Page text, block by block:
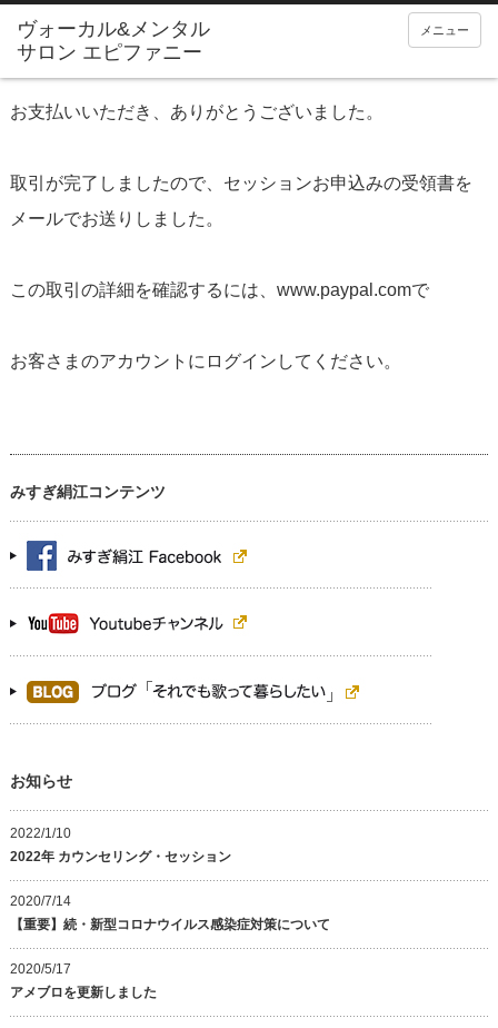
メニュー
お支払いいただき、ありがとうございました。
取引が完了しましたので、セッションお申込みの受領書を
メールでお送りしました。
この取引の詳細を確認するには、www.paypal.comで
お客さまのアカウントにログインしてください。
みすぎ絹江コンテンツ
お知らせ
2022/1/10
2022年 カウンセリング・セッション
2020/7/14
【重要】続・新型コロナウイルス感染症対策について
2020/5/17
アメブロを更新しました